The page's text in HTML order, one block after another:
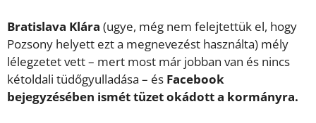
Bratislava Klára (ugye, még nem felejtettük el, hogy
Pozsony helyett ezt a megnevezést használta) mély
lélegzetet vett – mert most már jobban van és nincs
kétoldali tüdőgyulladása – és Facebook
bejegyzésében ismét tüzet okádott a kormányra.